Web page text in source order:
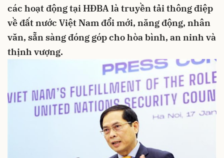
các hoạt động tại HĐBA là truyền tải thông điệp
về đất nước Việt Nam đổi mới, năng động, nhân
văn, sẵn sàng đóng góp cho hòa bình, an ninh và
thịnh vượng.